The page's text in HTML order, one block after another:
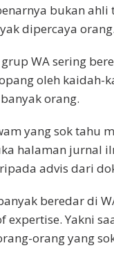
bukan
dipercaya orang.
WA sering
oleh kaidah-
orang.
yang sok tahu
halaman jurnal
advis dari
beredar di
expertise. Yakni
orang yang